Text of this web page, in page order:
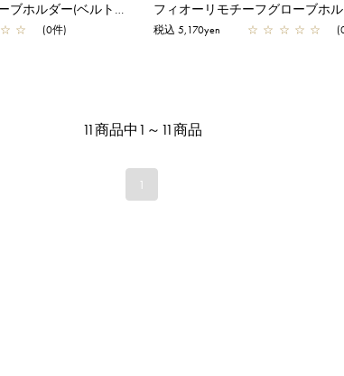
フィオーリモチーフグローブホルダー(ベルトタイプ)/ベージュ
☆ ☆ (0件) 税込 5,170yen ☆ ☆ ☆ ☆ ☆
11商品中1～11商品
1